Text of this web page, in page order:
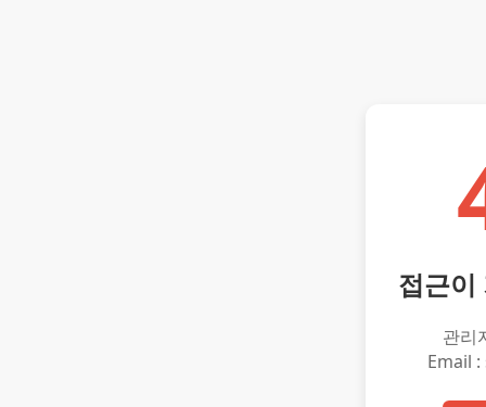
접근이
관리
Email